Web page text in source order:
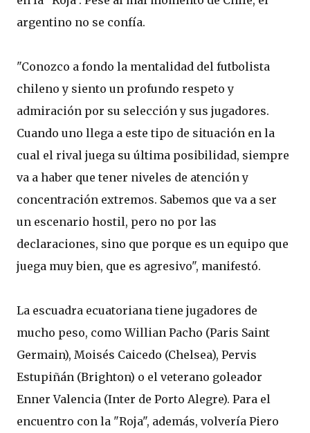
argentino no se confía.
"Conozco a fondo la mentalidad del futbolista
chileno y siento un profundo respeto y
admiración por su selección y sus jugadores.
Cuando uno llega a este tipo de situación en la
cual el rival juega su última posibilidad, siempre
va a haber que tener niveles de atención y
concentración extremos. Sabemos que va a ser
un escenario hostil, pero no por las
declaraciones, sino que porque es un equipo que
juega muy bien, que es agresivo", manifestó.
La escuadra ecuatoriana tiene jugadores de
mucho peso, como Willian Pacho (Paris Saint
Germain), Moisés Caicedo (Chelsea), Pervis
Estupiñán (Brighton) o el veterano goleador
Enner Valencia (Inter de Porto Alegre). Para el
encuentro con la "Roja", además, volvería Piero